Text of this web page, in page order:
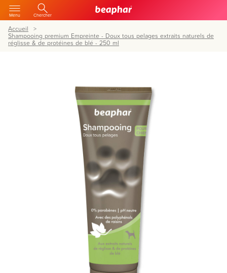
Menu Chercher
Accueil
Shampooing premium Empreinte - Doux tous pelages extraits naturels de
réglisse & de protéines de blé - 250 ml